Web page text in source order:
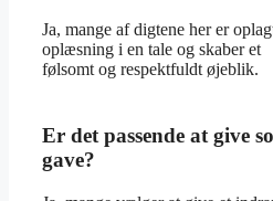
Ja, mange af digtene her er
oplæsning i en tale og skaber et
følsomt og respektfuldt øjeblik.
Er det passende at give
gave?